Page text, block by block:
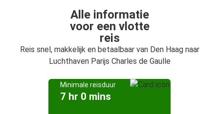
Alle informatie
voor een vlotte
reis
Reis snel, makkelijk en betaalbaar van Den Haag naar
Luchthaven Parijs Charles de Gaulle
Minimale reisduur
7 hr 0 mins